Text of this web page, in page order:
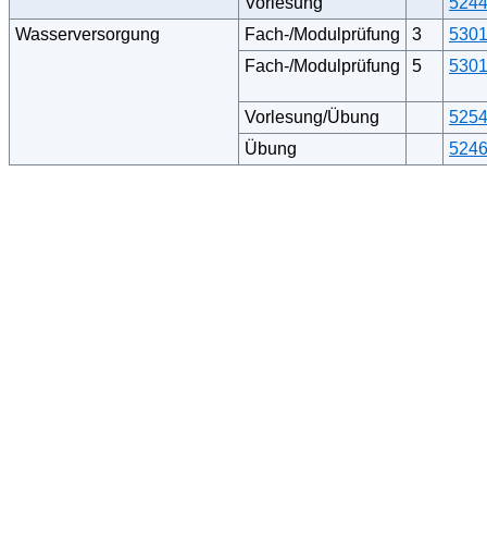
Wasserversorgung
Fach-/Modulprüfung 3
Fach-/Modulprüfung
5
Vorlesung/Übung
Übung